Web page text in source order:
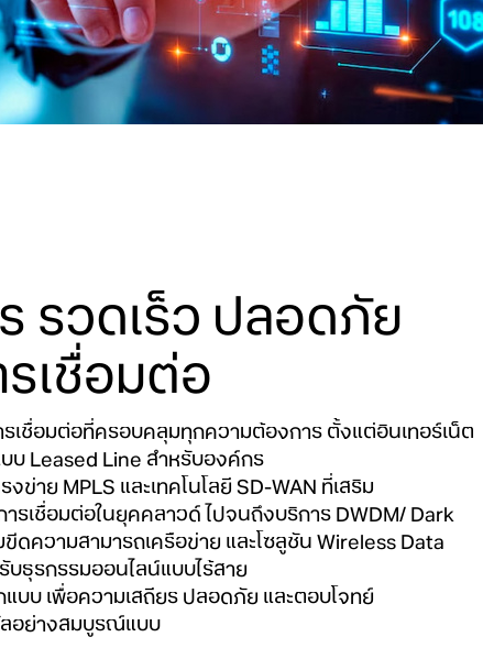
รวดเร็ว ปลอดภัย
เชื่อมต่อ
เชื่อมต่อที่ครอบคลุมทุกความต้องการ ตั้งแต่อินเทอร์เน็ต
บ Leased Line สำหรับองค์กร
ข่าย MPLS และเทคโนโลยี SD-WAN ที่เสริม
รเชื่อมต่อในยุคคลาวด์ ไปจนถึงบริการ DWDM/ Dark
ขีดความสามารถเครือข่าย และโซลูชัน Wireless Data
บธุรกรรมออนไลน์แบบไร้สาย
บบ เพื่อความเสถียร ปลอดภัย และตอบโจทย์
อย่างสมบูรณ์แบบ